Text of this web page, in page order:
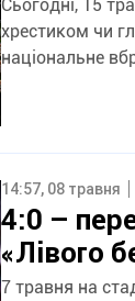
Сьогодні, 15
хрестиком чи
національне
14:57, 08 травня
4:0 –
«Лівого
7 травня на